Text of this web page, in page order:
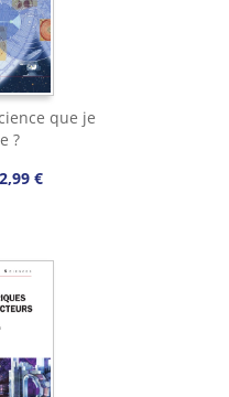
que je
?
€